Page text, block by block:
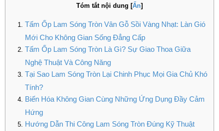
Tóm tắt nội dung [Ẩn]
Tấm Ốp Lam Sóng Tròn Vân Gỗ Sồi Vàng Nhạt: Làn Gió
Mới Cho Không Gian Sống Đẳng Cấp
Tấm Ốp Lam Sóng Tròn Là Gì? Sự Giao Thoa Giữa
Nghệ Thuật Và Công Năng
Tại Sao Lam Sóng Tròn Lại Chinh Phục Mọi Gia Chủ Khó
Tính?
Biến Hóa Không Gian Cùng Những Ứng Dụng Đầy Cảm
Hứng
Hướng Dẫn Thi Công Lam Sóng Tròn Đúng Kỹ Thuật